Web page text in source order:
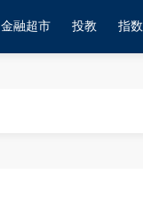
金融超市 投教 指数